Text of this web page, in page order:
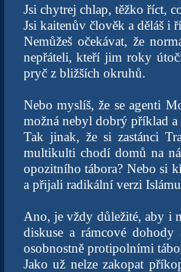
Jsi chytrej chlap, těžko říct,
Jsi kaitenův člověk a děláš i
Nemůžeš očekávat, že
nepřáteli, kteří jim roky
pryč z bližších okruhů.
Nebo myslíš, že se agenti
možná nebyl dobrý příklad a
Tak jinak, že si zastánci
multikulti chodí domů na
opozitního tábora? Nebo si
a přijali radikální verzi
Ano, je vždy důležité, aby i
diskuse a rámcové
osobnostně protipolními
Jako už nelze zakopat